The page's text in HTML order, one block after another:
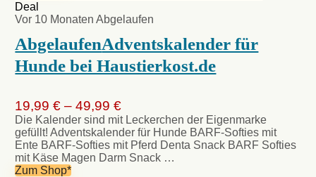
Deal
Vor 10 MonatenAbgelaufen
AbgelaufenAdventskalender für
Hunde bei Haustierkost.de
19,99 € – 49,99 €
Die Kalender sind mit Leckerchen der Eigenmarke
gefüllt! Adventskalender für Hunde BARF-Softies mit
Ente BARF-Softies mit Pferd Denta Snack BARF Softies
mit Käse Magen Darm Snack …
Zum Shop*